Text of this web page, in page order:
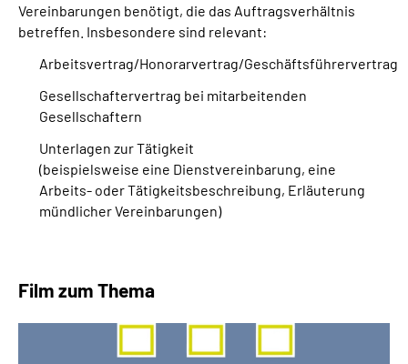
Vereinbarungen benötigt, die das Auftragsverhältnis
betreffen. Insbesondere sind relevant:
Arbeitsvertrag/Honorarvertrag/Geschäftsführervertrag
Gesellschaftervertrag bei mitarbeitenden
Gesellschaftern
Unterlagen zur Tätigkeit
(beispielsweise eine Dienstvereinbarung, eine
Arbeits- oder Tätigkeitsbeschreibung, Erläuterung
mündlicher Vereinbarungen)
Film zum Thema